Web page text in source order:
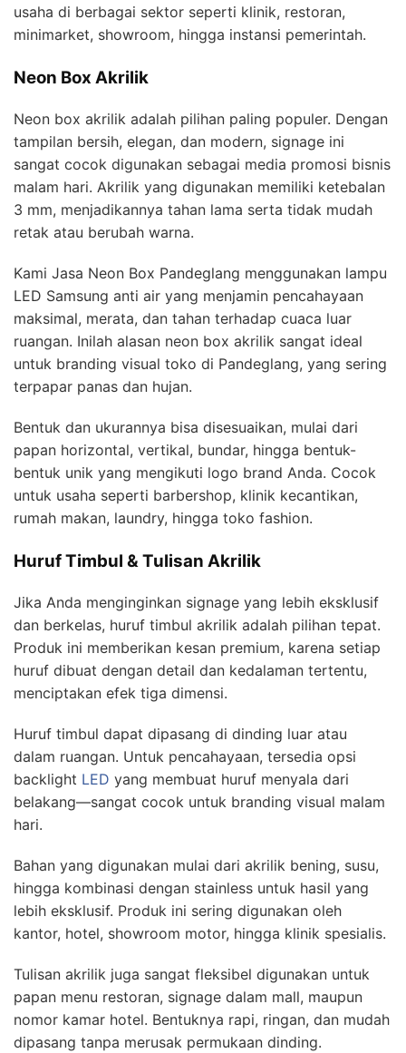
usaha di berbagai sektor seperti klinik, restoran,
minimarket, showroom, hingga instansi pemerintah.
Neon Box Akrilik
Neon box akrilik adalah pilihan paling populer. Dengan
tampilan bersih, elegan, dan modern, signage ini
sangat cocok digunakan sebagai media promosi bisnis
malam hari. Akrilik yang digunakan memiliki ketebalan
3 mm, menjadikannya tahan lama serta tidak mudah
retak atau berubah warna.
Kami Jasa Neon Box Pandeglang menggunakan lampu
LED Samsung anti air yang menjamin pencahayaan
maksimal, merata, dan tahan terhadap cuaca luar
ruangan. Inilah alasan neon box akrilik sangat ideal
untuk branding visual toko di Pandeglang, yang sering
terpapar panas dan hujan.
Bentuk dan ukurannya bisa disesuaikan, mulai dari
papan horizontal, vertikal, bundar, hingga bentuk-
bentuk unik yang mengikuti logo brand Anda. Cocok
untuk usaha seperti barbershop, klinik kecantikan,
rumah makan, laundry, hingga toko fashion.
Huruf Timbul & Tulisan Akrilik
Jika Anda menginginkan signage yang lebih eksklusif
dan berkelas, huruf timbul akrilik adalah pilihan tepat.
Produk ini memberikan kesan premium, karena setiap
huruf dibuat dengan detail dan kedalaman tertentu,
menciptakan efek tiga dimensi.
Huruf timbul dapat dipasang di dinding luar atau
dalam ruangan. Untuk pencahayaan, tersedia opsi
backlight LED yang membuat huruf menyala dari
belakang—sangat cocok untuk branding visual malam
hari.
Bahan yang digunakan mulai dari akrilik bening, susu,
hingga kombinasi dengan stainless untuk hasil yang
lebih eksklusif. Produk ini sering digunakan oleh
kantor, hotel, showroom motor, hingga klinik spesialis.
Tulisan akrilik juga sangat fleksibel digunakan untuk
papan menu restoran, signage dalam mall, maupun
nomor kamar hotel. Bentuknya rapi, ringan, dan mudah
dipasang tanpa merusak permukaan dinding.